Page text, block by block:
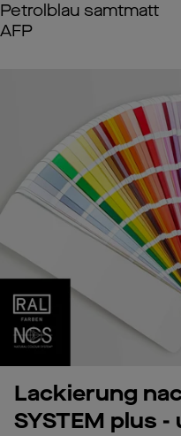
Petrolblau samtmatt
AFP
Lackierung
SYSTEM plus -